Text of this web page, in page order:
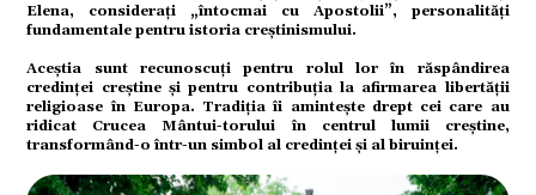
Elena, considerați „întocmai cu Apostolii”, personalități
fundamentale pentru istoria creștinismului.
Aceștia sunt recunoscuți pentru rolul lor în răspândirea
credinței creștine și pentru contribuția la afirmarea libertății
religioase în Europa. Tradiția îi amintește drept cei care au
ridicat Crucea Mântui-torului în centrul lumii creștine,
transformând-o într-un simbol al credinței și al biruinței.